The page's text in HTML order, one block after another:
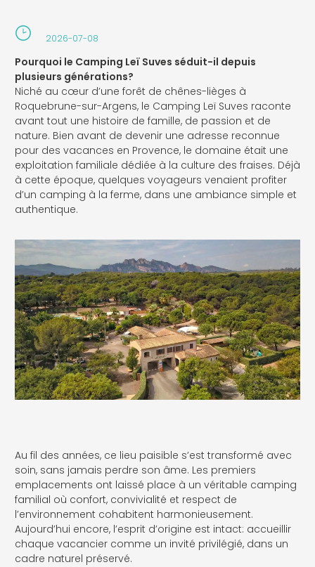
2026-07-08
Pourquoi le Camping Leï Suves séduit-il depuis
plusieurs générations?
Niché au cœur d’une forêt de chênes-lièges à
Roquebrune-sur-Argens, le Camping Leï Suves raconte
avant tout une histoire de famille, de passion et de
nature. Bien avant de devenir une adresse reconnue
pour des vacances en Provence, le domaine était une
exploitation familiale dédiée à la culture des fraises. Déjà
à cette époque, quelques voyageurs venaient profiter
d’un camping à la ferme, dans une ambiance simple et
authentique.
Au fil des années, ce lieu paisible s’est transformé avec
soin, sans jamais perdre son âme. Les premiers
emplacements ont laissé place à un véritable camping
familial où confort, convivialité et respect de
l’environnement cohabitent harmonieusement.
Aujourd’hui encore, l’esprit d’origine est intact: accueillir
chaque vacancier comme un invité privilégié, dans un
cadre naturel préservé.